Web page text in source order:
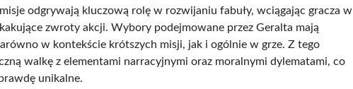
odgrywają kluczową rolę w rozwijaniu fabuły, wciągając gracza w
zwroty akcji. Wybory podejmowane przez Geralta mają
w kontekście krótszych misji, jak i ogólnie w grze. Z tego
walkę z elementami narracyjnymi oraz moralnymi dylematami, co
unikalne.